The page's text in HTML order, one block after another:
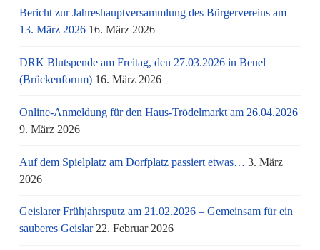
Bericht zur Jahreshauptversammlung des Bürgervereins am
13. März 2026 16. März 2026
DRK Blutspende am Freitag, den 27.03.2026 in Beuel
(Brückenforum) 16. März 2026
Online-Anmeldung für den Haus-Trödelmarkt am 26.04.2026
9. März 2026
Auf dem Spielplatz am Dorfplatz passiert etwas… 3. März
2026
Geislarer Frühjahrsputz am 21.02.2026 – Gemeinsam für ein
sauberes Geislar 22. Februar 2026